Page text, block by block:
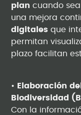
plan cuando
una mejora
digitales que
permitan
plazo facilitan
•
Elaboración
Biodiversidad
Con la